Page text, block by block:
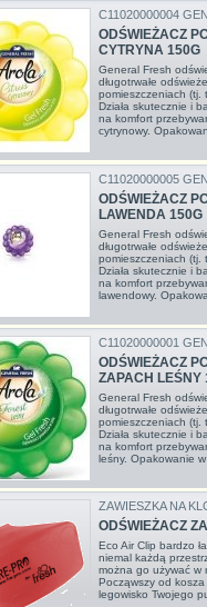
C11020000004
ODŚWIEŻACZ
CYTRYNA 150G
General Fresh
długotrwałe
pomieszczeniach (tj.
Działa skutecznie i
na komfort
cytrynowy.
C11020000005
ODŚWIEŻACZ
LAWENDA 150G
General Fresh
długotrwałe
pomieszczeniach (tj.
Działa skutecznie i
na komfort
lawendowy.
C11020000001
ODŚWIEŻACZ
ZAPACH LEŚNY
General Fresh
długotrwałe
pomieszczeniach (tj.
Działa skutecznie i
na komfort
leśny. Opakowanie
ZAWIESZKA NA
ODŚWIEŻACZ
Eco Air Clip bardzo
niemal każdą
można go używać w
Począwszy od
legowisko Twojego